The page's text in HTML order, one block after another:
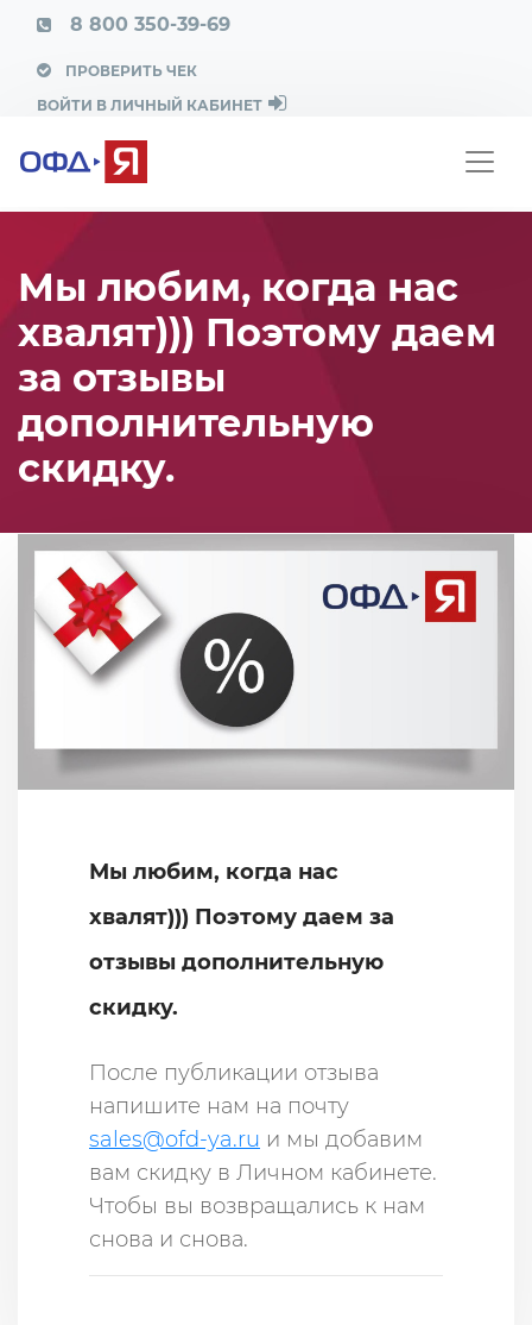
8 800 350-39-69
ПРОВЕРИТЬ ЧЕК
ВОЙТИ В ЛИЧНЫЙ КАБИНЕТ
Мы любим, когда нас
хвалят))) Поэтому даем
за отзывы
дополнительную
скидку.
Мы любим, когда нас
хвалят))) Поэтому даем за
отзывы дополнительную
скидку.
После публикации отзыва
напишите нам на почту
sales@ofd-ya.ru и мы добавим
вам скидку в Личном кабинете.
Чтобы вы возвращались к нам
снова и снова.